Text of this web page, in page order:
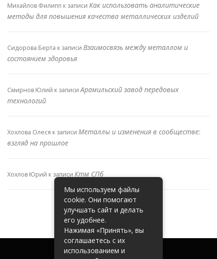
Михайлов Филипп к записи Как использовать аналитические
методы для повышения качества металлических изделий
Сидорова Берта к записи Взаимосвязь между металлом и
состоянием здоровья
Смирнов Юлий к записиАрамильский завод передовых
технологий
Хохлова Олеся к записи Металлы и изменения в сообществе:
взгляд на прошлое
Хохлов Юрий к записи Ктм СПб
Мы используем файлы
cookie. Они помогают
улучшать сайт и делать
его удобнее.
Нажимая «Принять», вы
соглашаетесь с их
использованием и